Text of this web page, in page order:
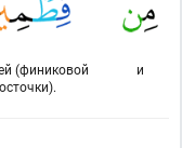
и
(финиковой